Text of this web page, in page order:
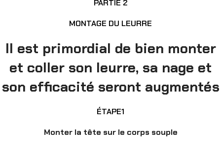
PARTIE 2
MONTAGE DU LEURRE
Il est primordial de bien monter
et coller son leurre, sa nage et
son efficacité seront augmentés
ÉTAPE1
Monter la tête sur le corps souple